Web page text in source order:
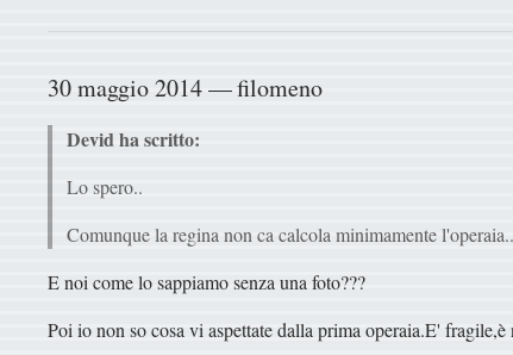
30 maggio 2014 — filomeno
Devid ha scritto:
Lo spero..
Comunque la regina non ca calcola minimamente
E noi come lo sappiamo senza una foto???
Poi io non so cosa vi aspettate dalla prima operaia.E'